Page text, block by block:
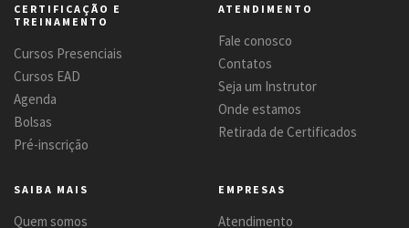
CERTIFICAÇÃO E
TREINAMENTO
Cursos Presenciais
Cursos EAD
Agenda
Bolsas
Pré-inscrição
ATENDIMENTO
Fale conosco
Contatos
Seja um Instrutor
Onde estamos
Retirada de Certificados
SAIBA MAIS
Quem somos
EMPRESAS
Atendimento